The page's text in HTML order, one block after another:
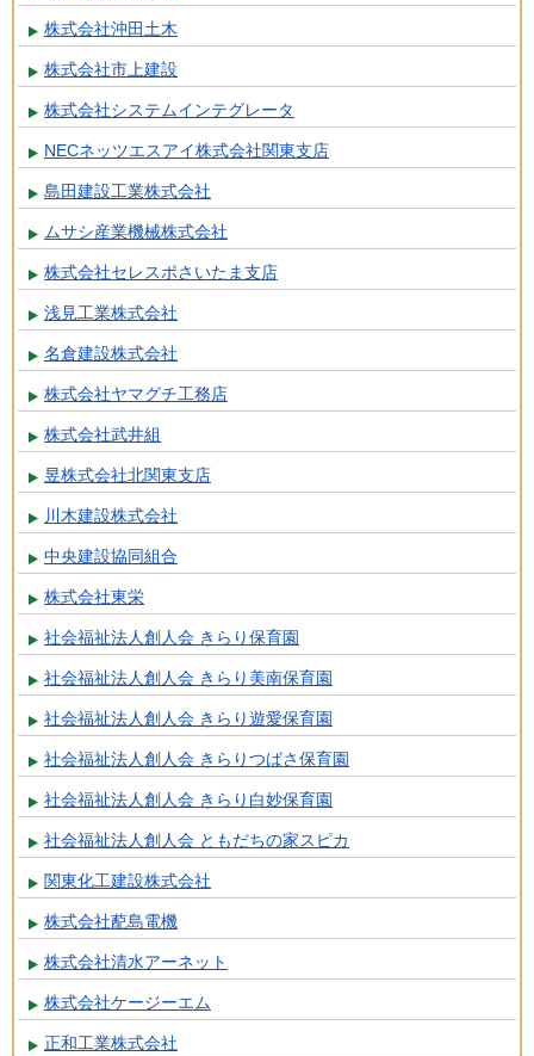
株式会社沖田土木
株式会社市上建設
株式会社システムインテグレータ
NECネッツエスアイ株式会社関東支店
島田建設工業株式会社
ムサシ産業機械株式会社
株式会社セレスポさいたま支店
浅見工業株式会社
名倉建設株式会社
株式会社ヤマグチ工務店
株式会社武井組
昱株式会社北関東支店
川木建設株式会社
中央建設協同組合
株式会社東栄
社会福祉法人創人会 きらり保育園
社会福祉法人創人会 きらり美南保育園
社会福祉法人創人会 きらり遊愛保育園
社会福祉法人創人会 きらりつばさ保育園
社会福祉法人創人会 きらり白妙保育園
社会福祉法人創人会 ともだちの家スピカ
関東化工建設株式会社
株式会社蓜島電機
株式会社清水アーネット
株式会社ケージーエム
正和工業株式会社